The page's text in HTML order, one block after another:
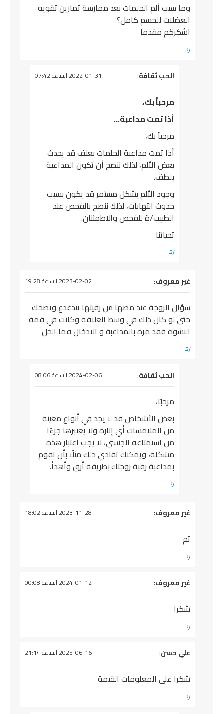
وما سبب ألم الحلمات بعد ممارسة تمارين تقويه
العضلات للجسم كامل؟
اشكركم مقدما
رد
يقول
الحب ثقافة: 2022-01-31 الساعة 07:42
مرحباً بك،
أذا تمت مداعبة…
مرحباً بك،
أذا تمت مداعبة الحلمات بعنف قد يحدث
بعض الألم، لذلك ننصح أن تكون المداعبة
بلطف.
وجود الألم بشكل مستمر قد يكون بسبب
حدوث التهابات، لذلك ننصح بالفحص عند
الطبيب/ة للفحص والاطمئنان.
تحياتنا
رد
يقول
غير معروف: 2023-02-02 الساعة 19:28
سؤال الزوجة عند مصها من رقيتها تتدغدغ وتضحك
حتى لو كان ذلك في وسط العلاقة وكانت في قمة
النشوة فقد مرة بالمداعبة و الادخال فما الحل
رد
يقول
الحب ثقافة: 2024-02-06 الساعة 08:06
مرحبًا،
بعض الأشخاص قد لا يجد في أنواع معينة
من الملامسات أي إثارة ولا يعتبرها جزءًا
من استمتاعه الجنسي، لا يجب اعتبار هذه
مشكلة، ويمكنك تفادي ذلك مثلًا بأن تقوم
بمداعبة رقبة زوجتك بطريقة أرق وأهدأ.
رد
يقول
غير معروف: 2023-11-28 الساعة 18:02
تم
رد
يقول
غير معروف: 2024-01-12 الساعة 00:08
شكرآ
رد
يقول
علي حسن: 2025-06-16 الساعة 21:14
شكرا على المعلومات القيمة
رد